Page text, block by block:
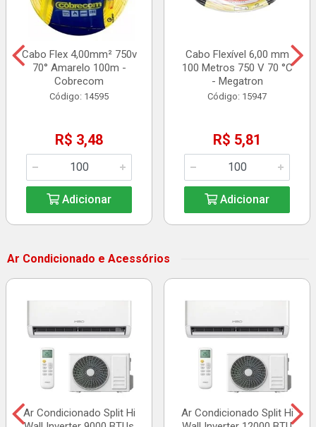
Cabo Flex 4,00mm² 750v
70° Amarelo 100m -
Cobrecom
Código: 14595
R$ 3,48
Adicionar
Cabo Flexível 6,00 mm
100 Metros 750 V 70 °C
- Megatron
Código: 15947
R$ 5,81
Adicionar
Ar Condicionado e Acessórios
Ar Condicionado Split Hi
Ar Condicionado Split Hi